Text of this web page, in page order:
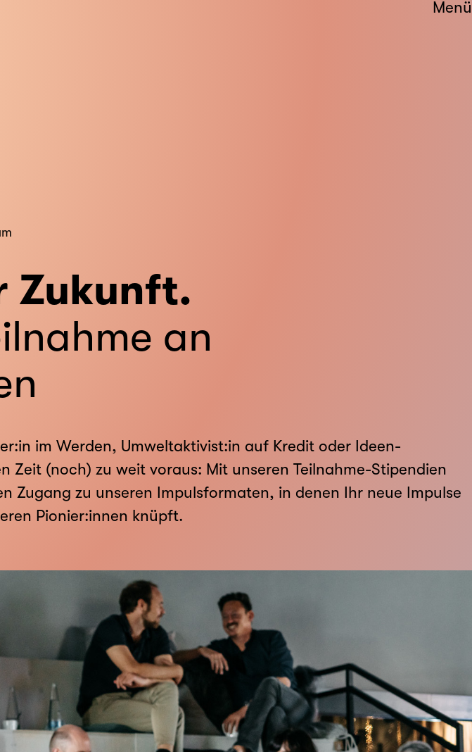
Menü
Zukunft.
an
im Werden, Umwelt­aktivist:in auf Kredit oder Ideen-
Zeit (noch) zu weit voraus: Mit unseren Teilnahme-Stipendien
Zugang zu unseren Impulsformaten, in denen Ihr neue Impulse
Pionier:innen knüpft.